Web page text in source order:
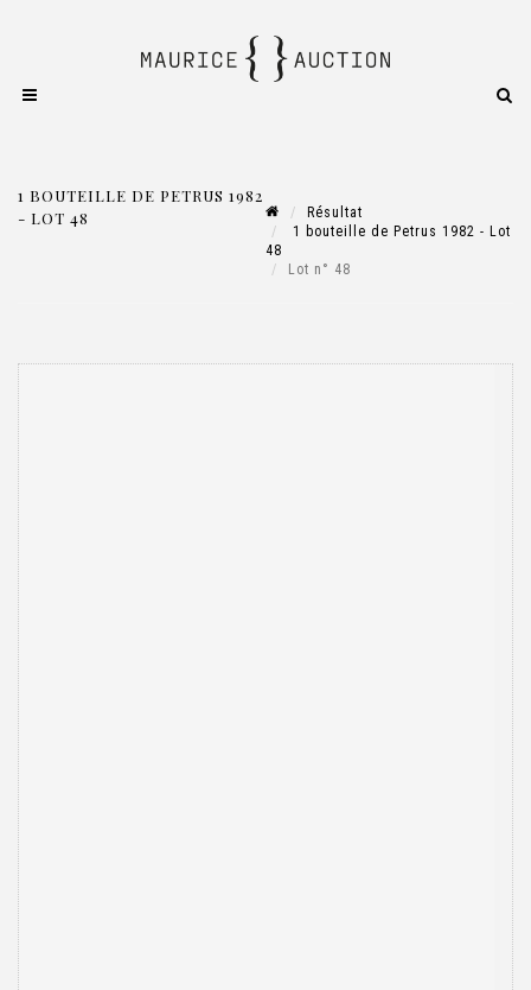
1 BOUTEILLE DE PETRUS 1982
- LOT 48
Résultat
1 bouteille de Petrus 1982 - Lot
48
Lot n° 48